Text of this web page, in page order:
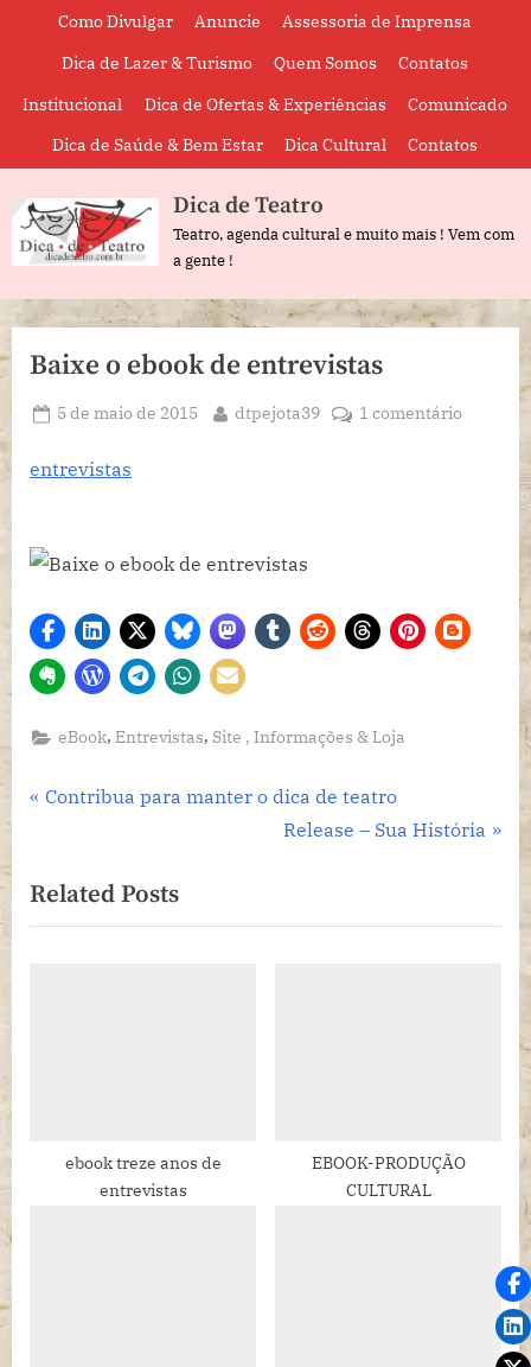
Como Divulgar Anuncie
Assessoria de Imprensa
Dica de Lazer & Turismo
Quem Somos
Contatos
Institucional
Dica de Ofertas & Experiências
Comunicado
Dica de Saúde & Bem Estar
Dica Cultural Contatos
Dica de Teatro
Teatro, agenda cultural e muito mais ! Vem com
a gente !
Baixe o ebook de entrevistas
Posted
5 de maio de 2015 By
dtpejota39 1 comentárioem
entrevistas
eBook,Entrevistas, Site , Informações & Loja
Navegação
Post
P
v
i
Contribua para manter o dica de teatro
N
t
Release – Sua História
Related Posts
ebook treze anos de
entrevistas
EBOOK-PRODUÇÃO
CULTURAL